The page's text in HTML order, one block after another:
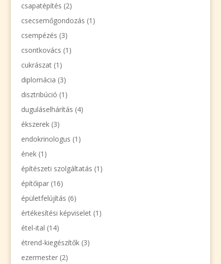
csapatépítés (2)
csecsemőgondozás (1)
csempézés (3)
csontkovács (1)
cukrászat(1)
diplomácia (3)
disztribúció (1)
duguláselhárítás (4)
ékszerek(3)
endokrinologus (1)
ének(1)
építészeti szolgáltatás (1)
építőipar(16)
épületfelújítás (6)
értékesítési képviselet(1)
étel-ital (14)
étrend-kiegészítők(3)
ezermester(2)